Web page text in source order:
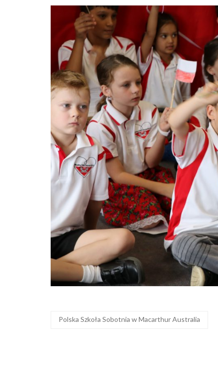
Polska Szkoła Sobotnia w Macarthur Australia